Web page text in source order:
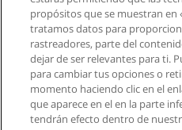
propósitos que se muestran en
tratamos datos para
rastreadores, parte del
dejar de ser relevantes para ti.
para cambiar tus opciones o
momento haciendo clic en el
que aparece en el en la parte
tendrán efecto dentro de